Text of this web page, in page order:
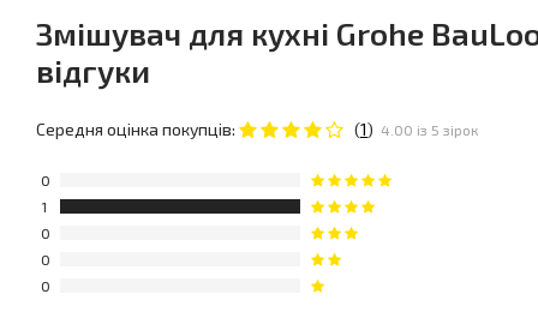
Змішувач для кухні Grohe
відгуки
Середня оцінка покупців: (1) 4.00 із 5 зірок
0
1
0
0
0